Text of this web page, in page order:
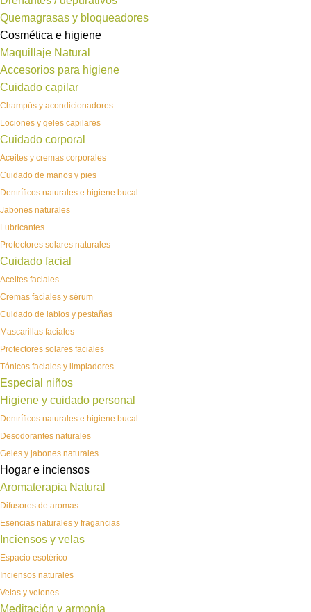
Quemagrasas y bloqueadores
Cosmética e higiene
Maquillaje Natural
Accesorios para higiene
Cuidado capilar
Champús y acondicionadores
Lociones y geles capilares
Cuidado corporal
Aceites y cremas corporales
Cuidado de manos y pies
Dentríficos naturales e higiene bucal
Jabones naturales
Lubricantes
Protectores solares naturales
Cuidado facial
Aceites faciales
Cremas faciales y sérum
Cuidado de labios y pestañas
Mascarillas faciales
Protectores solares faciales
Tónicos faciales y limpiadores
Especial niños
Higiene y cuidado personal
Dentríficos naturales e higiene bucal
Desodorantes naturales
Geles y jabones naturales
Hogar e inciensos
Aromaterapia Natural
Difusores de aromas
Esencias naturales y fragancias
Inciensos y velas
Espacio esotérico
Inciensos naturales
Velas y velones
Meditación y armonía